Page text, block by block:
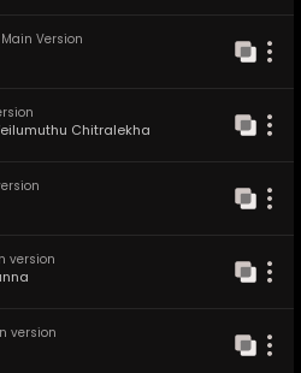
Main Version
Chitralekha
version
version